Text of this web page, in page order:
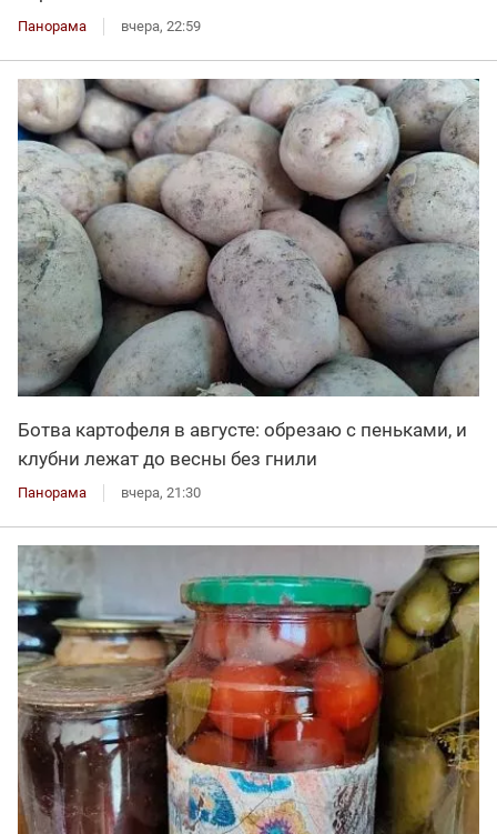
Панорама вчера, 22:59
Ботва картофеля в августе: обрезаю с пеньками, и
клубни лежат до весны без гнили
Панорама вчера, 21:30